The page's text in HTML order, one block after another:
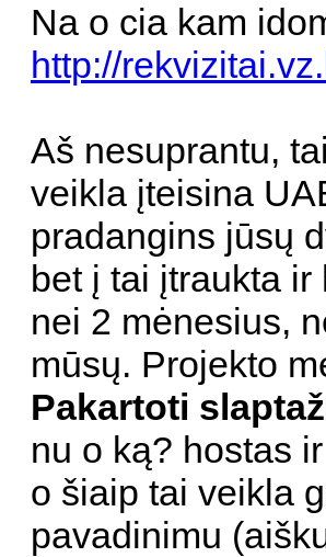
Na o cia kam
http://
Aš nesuprantu,
veikla įteisina
pradangins jūsų
bet į tai įtraukta
nei 2 mėnesius,
mūsų. Projekto
Pakartoti
nu o ką? hostas
o šiaip tai veikla
pavadinimu